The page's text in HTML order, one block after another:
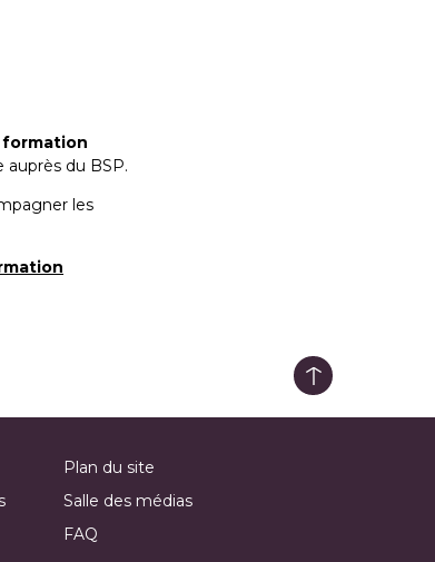
formation
du BSP.
les
Plan du site
Salle des médias
FAQ